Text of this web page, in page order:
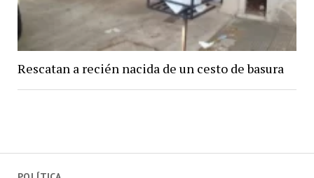
Rescatan a recién nacida de un cesto de basura